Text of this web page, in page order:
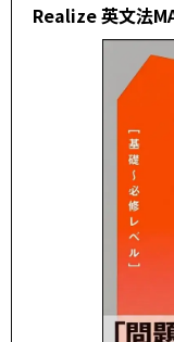
Realize 英文法